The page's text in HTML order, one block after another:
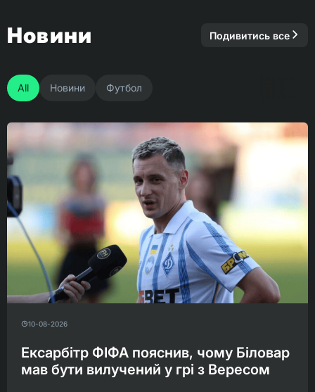
Новини Подивитись все
All Новини Футбол
10-08-2026
Ексарбітр ФІФА пояснив, чому Біловар
мав бути вилучений у грі з Вересом